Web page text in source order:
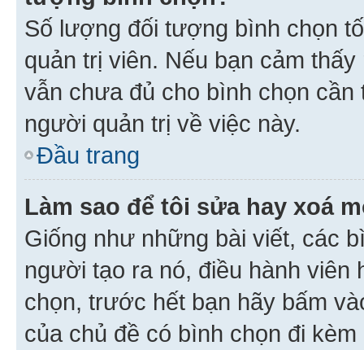
Số lượng đối tượng bình chọn
quản trị viên. Nếu bạn cảm
vẫn chưa đủ cho bình chọn
người quản trị về việc này.
Đầu trang
Làm sao để tôi sửa hay xoá
Giống như những bài viết, các
người tạo ra nó, điều hành
chọn, trước hết bạn hãy bấm
của chủ đề có bình chọn đi